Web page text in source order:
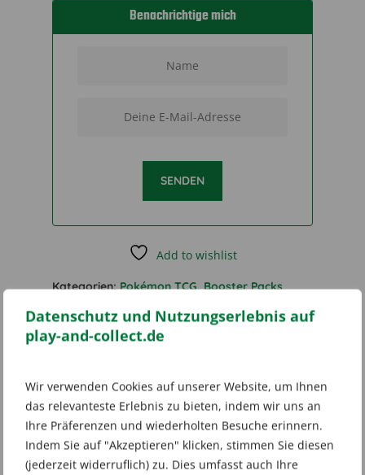
Datenschutz und Nutzungserlebnis auf
play-and-collect.de
Wir verwenden Cookies auf unserer Website, um Ihnen
das relevanteste Erlebnis zu bieten, indem wir uns an
Ihre Präferenzen und wiederholten Besuche erinnern.
Indem Sie auf "Akzeptieren" klicken, stimmen Sie diesen
(jederzeit widerruflich) zu. Dies umfasst auch Ihre
Benachrichtige mich
SENDEN
Add to wishlist
Kategorien:Pokémon TCG,Booster Packs
Bundle
Rezensionen (0)